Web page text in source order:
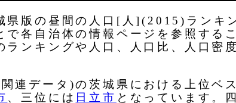
県版の昼間の人口[人](2015)ランキ
各自治体の情報ページを参照する
ランキングや人口、人口比、人口密
連データ)の茨城県における上位ベ
、三位には 日立市 となっています。